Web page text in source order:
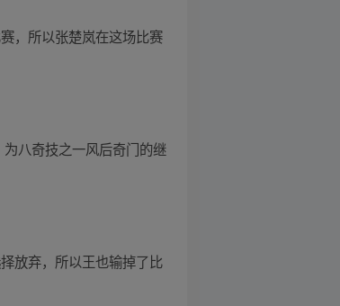
，所以张楚岚在这场比赛
八奇技之一风后奇门的继
放弃，所以王也输掉了比